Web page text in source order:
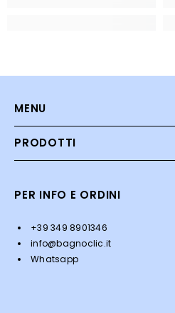
MENU
PRODOTTI
PER INFO E ORDINI
+39 349 8901346
info@bagnoclic.it
Whatsapp